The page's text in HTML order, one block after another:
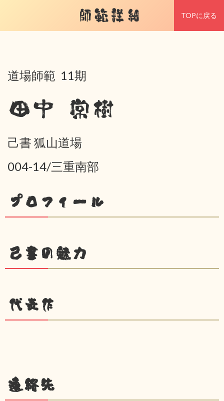
師範詳細 TOPに戻る
道場師範 11期
田中 常樹
己書 狐山道場
004-14/三重南部
プロフィール
己書の魅力
代表作
連絡先